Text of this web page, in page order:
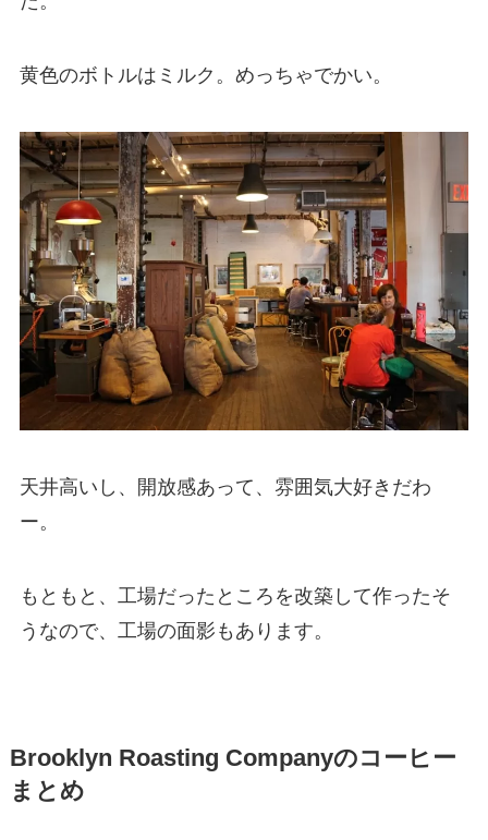
黄色のボトルはミルク。めっちゃでかい。
天井高いし、開放感あって、雰囲気大好きだわ
ー。
もともと、工場だったところを改築して作ったそ
うなので、工場の面影もあります。
Brooklyn Roasting Companyのコーヒー
まとめ